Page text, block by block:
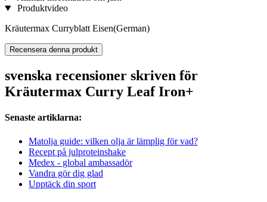
Produktvideo
Kräutermax Curryblatt Eisen(German)
Recensera denna produkt
svenska recensioner skriven för
Kräutermax Curry Leaf Iron+
Senaste artiklarna:
Matolja guide: vilken olja är lämplig för vad?
Recept på julproteinshake
Medex - global ambassadör
Vandra gör dig glad
Upptäck din sport